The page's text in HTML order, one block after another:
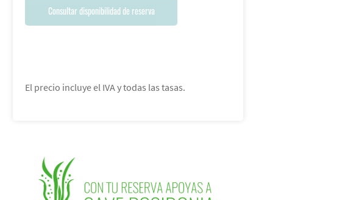
Consultar disponibilidad de reserva
El precio incluye el IVA y todas las tasas.